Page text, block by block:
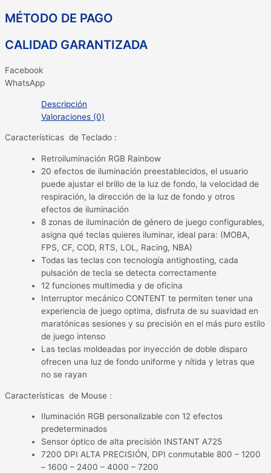
MÉTODO DE PAGO
CALIDAD GARANTIZADA
Facebook
WhatsApp
Descripción
Valoraciones (0)
Características de Teclado :
Retroiluminación RGB Rainbow
20 efectos de iluminación preestablecidos, el usuario
puede ajustar el brillo de la luz de fondo, la velocidad de
respiración, la dirección de la luz de fondo y otros
efectos de iluminación
8 zonas de iluminación de género de juego configurables,
asigna qué teclas quieres iluminar, ideal para: (MOBA,
FPS, CF, COD, RTS, LOL, Racing, NBA)
Todas las teclas con tecnología antighosting, cada
pulsación de tecla se detecta correctamente
12 funciones multimedia y de oficina
Interruptor mecánico CONTENT te permiten tener una
experiencia de juego optima, disfruta de su suavidad en
maratónicas sesiones y su precisión en el más puro estilo
de juego intenso
Las teclas moldeadas por inyección de doble disparo
ofrecen una luz de fondo uniforme y nítida y letras que
no se rayan
Características de Mouse :
Iluminación RGB personalizable con 12 efectos
predeterminados
Sensor óptico de alta precisión INSTANT A725
7200 DPI ALTA PRECISIÓN, DPI conmutable 800 – 1200
– 1600 – 2400 – 4000 – 7200